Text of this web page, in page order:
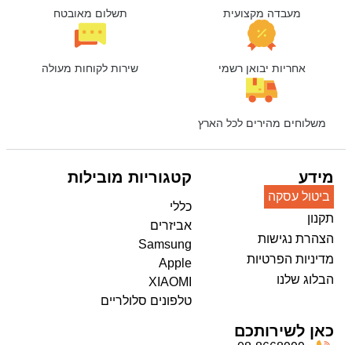
מעבדה מקצועית תשלום מאובטח
אחריות יבואן רשמי שירות לקוחות מעולה
משלוחים מהירים לכל הארץ
מידע
ביטול עסקה
תקנון
הצהרת נגישות
מדיניות הפרטיות
הבלוג שלנו
קטגוריות מובילות
כללי
אביזרים
Samsung
Apple
XIAOMI
טלפונים סלולריים
כאן לשירותכם